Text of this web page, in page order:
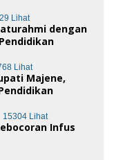
Lihat
dengan
Lihat
Majene,
15304 Lihat
Infus